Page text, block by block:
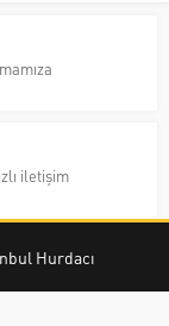
iletişim
Hurdacı